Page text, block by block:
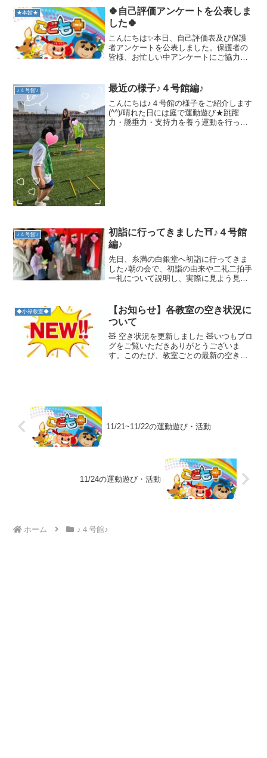
★本館★
🍀自己評価アンケートを公表しま
した🍀
こんにちは✨本日、自己評価表及び保護
者アンケートを公表しました。保護者の
皆様、お忙しい中アンケートにご協力い
切なお子様の療育に努めさせたいただき
たいと思いますので、よろ...
♪４号館♪ 最近の様子♪４号館編♪
こんにちは♪４号館の様子をご紹介します
(^^)/晴れた日には庭で運動遊び★跳躍
力・懸垂力・支持力を養う運動を行って
♪４号館♪
初詣に行ってきました⛩♪４号館
編♪
先日、糸満の白銀堂へ初詣に行ってきま
した♪朝の会で、初詣の由来や二礼二拍手
一礼について説明し、実際に見よう見ま
願いを込めていました☆少し先の方では
自然を感じられる場所が...
◆小禄教室◆
【お知らせ】各教室の空き状況に
ついて
🧸 空き状況を更新しました 🧸いつもブロ
グをご覧いただきありがとうございま
す。このたび、教室ごとの最新の空き状
11/21~11/22の運動遊び・活動
11/24の運動遊び・活動
ホーム ♪４号館♪